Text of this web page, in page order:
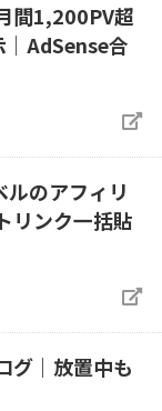
間1,200PV超
AdSense合
ルのアフィリ
リンク一括貼
グ｜放置中も